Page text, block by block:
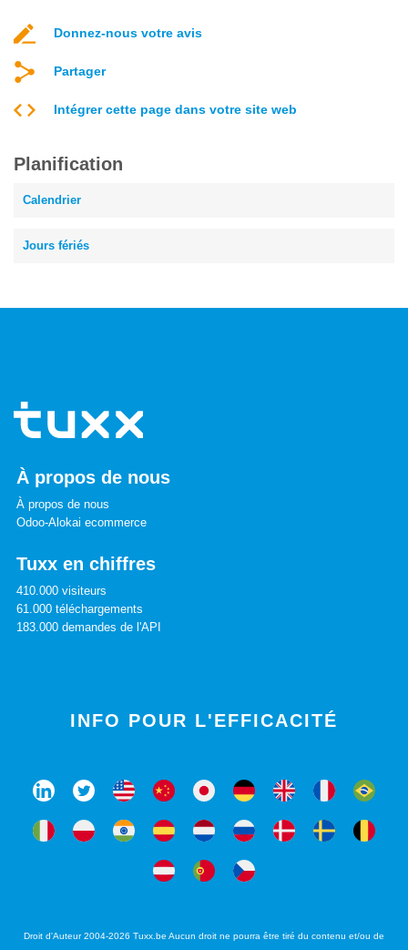
Donnez-nous votre avis
Partager
Intégrer cette page dans votre site web
Planification
Calendrier
Jours fériés
À propos de nous
À propos de nous
Odoo-Alokai ecommerce
Tuxx en chiffres
410.000 visiteurs
61.000 téléchargements
183.000 demandes de l'API
INFO POUR L'EFFICACITÉ
Droit d'Auteur 2004-2026 Tuxx.be Aucun droit ne pourra être tiré du contenu et/ou de